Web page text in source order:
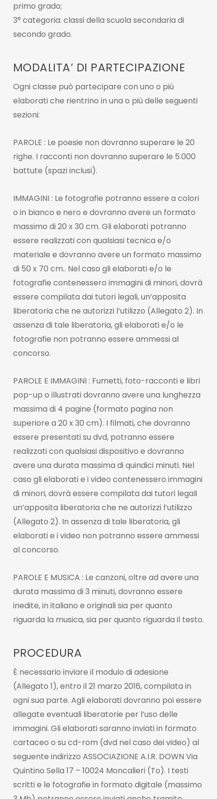
primo grado;
3° categoria: classi della scuola secondaria di
secondo grado.
MODALITA’ DI PARTECIPAZIONE
Ogni classe può partecipare con uno o più
elaborati che rientrino in una o più delle seguenti
sezioni:
PAROLE : Le poesie non dovranno superare le 20
righe. I racconti non dovranno superare le 5.000
battute (spazi inclusi).
IMMAGINI : Le fotografie potranno essere a colori
o in bianco e nero e dovranno avere un formato
massimo di 20 x 30 cm. Gli elaborati potranno
essere realizzati con qualsiasi tecnica e/o
materiale e dovranno avere un formato massimo
di 50 x 70 cm.. Nel caso gli elaborati e/o le
fotografie contenessero immagini di minori, dovrà
essere compilata dai tutori legali, un’apposita
liberatoria che ne autorizzi l’utilizzo (Allegato 2). In
assenza di tale liberatoria, gli elaborati e/o le
fotografie non potranno essere ammessi al
concorso.
PAROLE E IMMAGINI : Fumetti, foto-racconti e libri
pop-up o illustrati dovranno avere una lunghezza
massima di 4 pagine (formato pagina non
superiore a 20 x 30 cm). I filmati, che dovranno
essere presentati su dvd, potranno essere
realizzati con qualsiasi dispositivo e dovranno
avere una durata massima di quindici minuti. Nel
caso gli elaborati e i video contenessero immagini
di minori, dovrà essere compilata dai tutori legali
un’apposita liberatoria che ne autorizzi l’utilizzo
(Allegato 2). In assenza di tale liberatoria, gli
elaborati e i video non potranno essere ammessi
al concorso.
PAROLE E MUSICA : Le canzoni, oltre ad avere una
durata massima di 3 minuti, dovranno essere
inedite, in italiano e originali sia per quanto
riguarda la musica, sia per quanto riguarda il testo.
PROCEDURA
È necessario inviare il modulo di adesione
(Allegato 1), entro il 21 marzo 2016, compilata in
ogni sua parte. Agli elaborati dovranno poi essere
allegate eventuali liberatorie per l’uso delle
immagini. Gli elaborati saranno inviati in formato
cartaceo o su cd-rom (dvd nel caso dei video) al
seguente indirizzo ASSOCIAZIONE A.I.R. DOWN Via
Quintino Sella 17 – 10024 Moncalieri (To). I testi
scritti e le fotografie in formato digitale (massimo